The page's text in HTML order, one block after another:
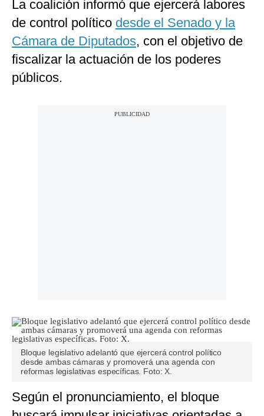
La coalición informó que ejercerá labores
de control político desde el Senado y la
Cámara de Diputados, con el objetivo de
fiscalizar la actuación de los poderes
públicos.
Bloque legislativo adelantó que ejercerá control político
desde ambas cámaras y promoverá una agenda con
reformas legislativas específicas. Foto: X.
Según el pronunciamiento, el bloque